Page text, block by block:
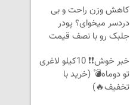
کاهش وزن راحت و بی
دردسر میخوای؟ پودر
جلبک رو با نصف قیمت
خبر خوش❗❗ 10کیلو لاغری
تو دوماه💣 (خرید با
تخفیف🔥)